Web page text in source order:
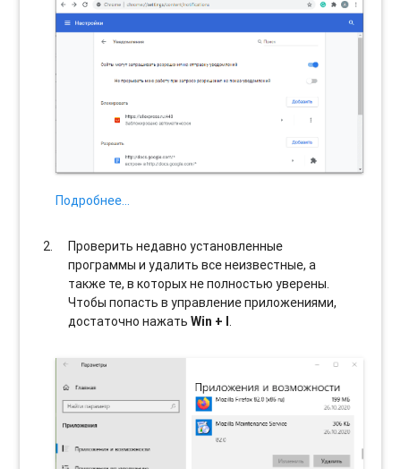
Подробнее…
Проверить недавно установленные
программы и удалить все неизвестные, а
также те, в которых не полностью уверены.
Чтобы попасть в управление приложениями,
достаточно нажатьWin + I.